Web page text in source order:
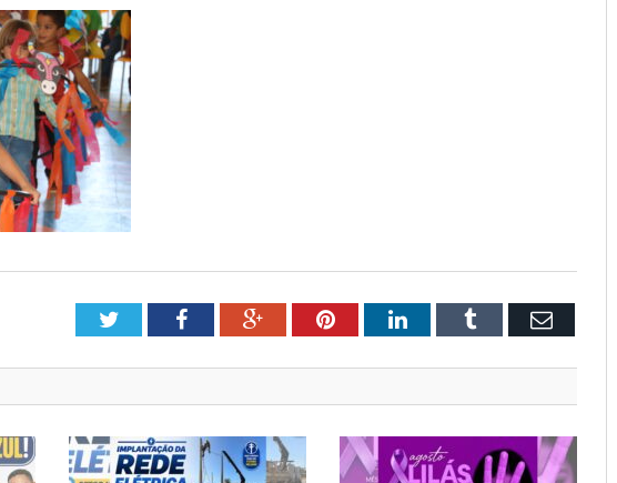
TwitterFacebookGoogle+PinterestLinkedInTumblr Email